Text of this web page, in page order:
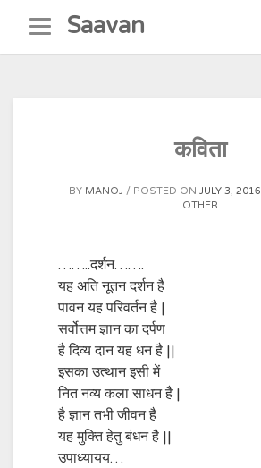
content
Saavan
कविता
BY MANOJ POSTED ON JULY 3, 2016
OTHER
……..दर्शन…….
यह अति नूतन दर्शन है
पावन यह परिवर्तन है |
सर्वोत्तम ज्ञान का दर्पण
है दिव्य दान यह धन है ||
इसका उत्थान इसी में
नित नव्य कला साधन है |
है ज्ञान तभी जीवन है
यह मुक्ति हेतु बंधन है ||
उपाध्यायय…